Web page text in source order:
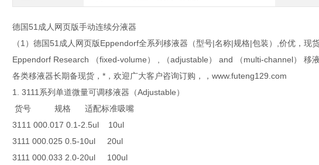
德国51成人网页版手动连续分液器
（1）德国51成人网页版Eppendorf全系列移液器（型号|名称|规格|包装）,价优，现货齐
Eppendorf Research （fixed-volume） , （adjustable） and （multi-channel） 移
各类移液器长期备现货，*，欢迎广大客户咨询订购，，www.futeng129.com
1. 3111系列单道微量可调移液器（Adjustable）
货号 规格 适配标准吸嘴
3111 000.017 0.1-2.5ul 10ul
3111 000.025 0.5-10ul 20ul
3111 000.033 2.0-20ul 100ul